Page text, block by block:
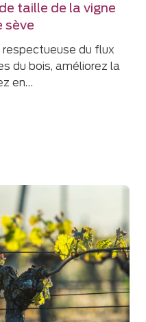
taille de la vigne
sève
du flux
du bois, améliorez la
en…